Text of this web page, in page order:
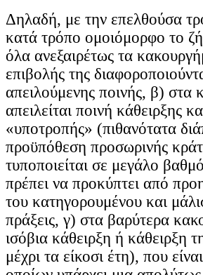
Δηλαδή, με την επελθούσα
κατά τρόπο ομοιόμορφο το
όλα ανεξαιρέτως τα
επιβολής της
απειλούμενης ποινής, β) στα
απειλείται ποινή κάθειρξης
«υποτροπής» (πιθανότατα
προϋπόθεση προσωρινής
τυποποιείται σε μεγάλο
πρέπει να προκύπτει από
του κατηγορουμένου και
πράξεις, γ) στα βαρύτερα
ισόβια κάθειρξη ή κάθειρξη
μέχρι τα είκοσι έτη), που